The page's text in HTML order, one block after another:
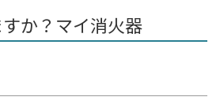
か？マイ消火器